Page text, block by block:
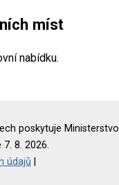
míst
nabídku.
poskytuje
8. 2026.
údajů